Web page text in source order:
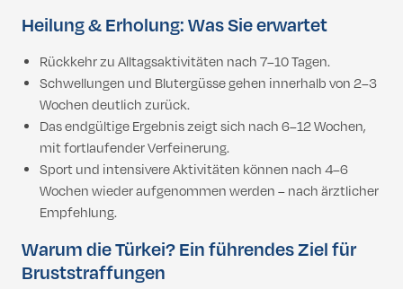
Heilung & Erholung: Was Sie erwartet
Rückkehr zu Alltagsaktivitäten nach 7–10 Tagen.
Schwellungen und Blutergüsse gehen innerhalb von 2–3
Wochen deutlich zurück.
Das endgültige Ergebnis zeigt sich nach 6–12 Wochen,
mit fortlaufender Verfeinerung.
Sport und intensivere Aktivitäten können nach 4–6
Wochen wieder aufgenommen werden – nach ärztlicher
Empfehlung.
Warum die Türkei? Ein führendes Ziel für
Bruststraffungen